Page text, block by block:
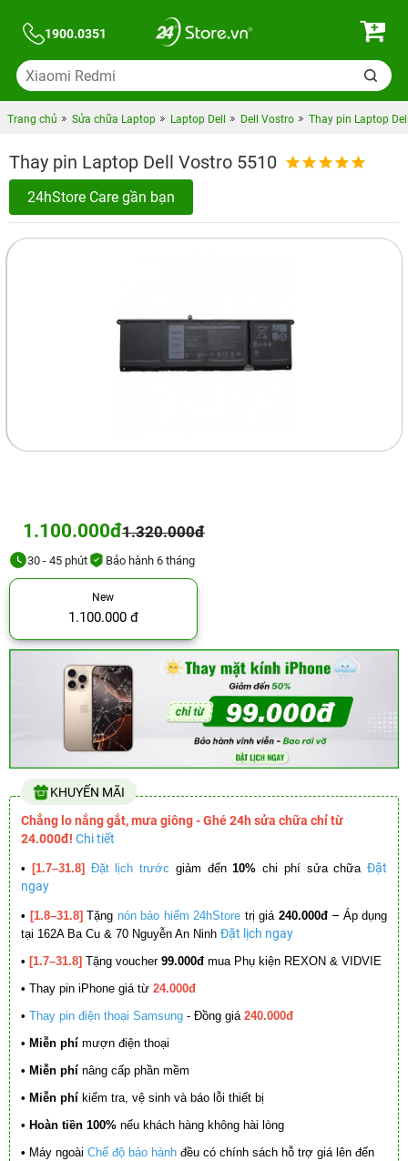
1900.0351
Trang chủ Sửa chữa Laptop Laptop Dell Dell Vostro Thay pin Laptop
Thay pin Laptop Dell Vostro 5510
24hStore Care gần bạn
1.100.000đ1.320.000đ
30 - 45 phút Bảo hành 6 tháng
New
1.100.000 đ
KHUYẾN MÃI
Chẳng lo nắng gắt, mưa giông - Ghé 24h sửa chữa chỉ từ
24.000đ! Chi tiết
• [1.7–31.8] Đặt lịch trước giảm đến10% chi phí sửa chữa Đặt
ngay
• [1.8–31.8] Tặng nón bảo hiểm 24hStore trị giá 240.000đ – Áp dụng
tại 162A Ba Cu & 70 Nguyễn An Ninh Đặt lịch ngay
• [1.7–31.8] Tặng voucher 99.000đ mua Phụ kiện REXON & VIDVIE
• Thay pin iPhone giá từ 24.000đ
• Thay pin điện thoại Samsung - Đồng giá 240.000đ
• Miễn phí mượn điện thoại
• Miễn phí nâng cấp phần mềm
• Miễn phí kiểm tra, vệ sinh và báo lỗi thiết bị
• Hoàn tiền 100% nếu khách hàng không hài lòng
• Máy ngoài Chế độ bảo hành đều có chính sách hỗ trợ giá lên đến